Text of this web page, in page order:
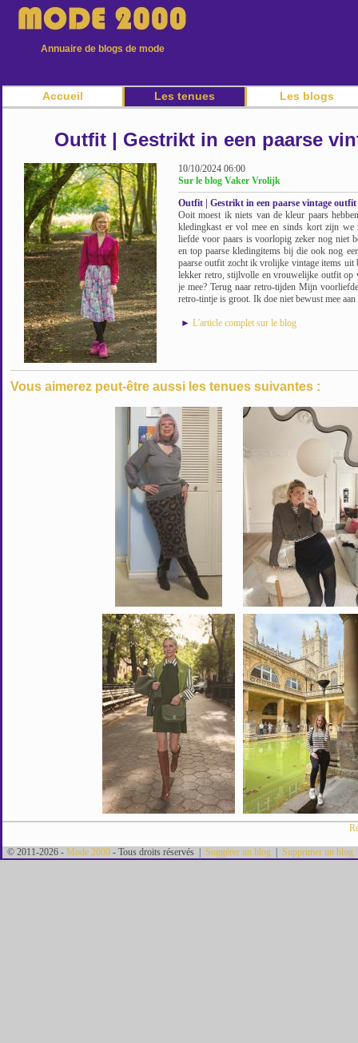
Annuaire de blogs de mode
Accueil Les tenues Les blogs
Outfit | Gestrikt in een paarse
10/10/2024 06:00
Sur le blog Vaker Vrolijk
Outfit | Gestrikt in een paarse vintage
Ooit moest ik niets van de kleur paars
kledingkast er vol mee en sinds kort zijn we
liefde voor paars is voorlopig zeker nog niet
en top paarse kledingitems bij die ook nog
paarse outfit zocht ik vrolijke vintage items uit
lekker retro, stijlvolle en vrouwelijke outfit op
je mee? Terug naar retro-tijden Mijn
retro-tintje is groot. Ik doe niet bewust mee
► L'article complet sur le blog
Vous aimerez peut-être aussi les tenues suivantes :
© 2011-2026 - Mode 2000 - Tous droits réservés | Suggérer un blog Supprimer un blog